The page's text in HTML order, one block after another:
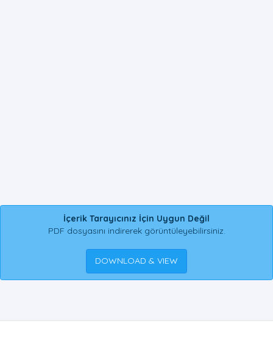
İçerik Tarayıcınız İçin Uygun Değil
PDF dosyasını indirerek görüntüleyebilirsiniz.
DOWNLOAD & VIEW